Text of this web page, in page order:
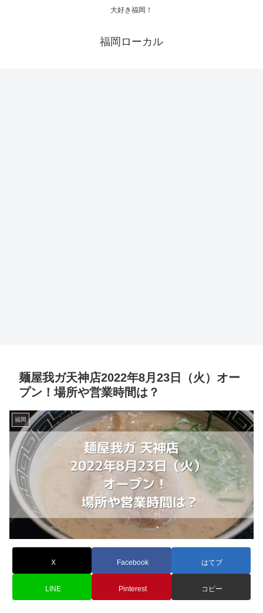
大好き福岡！
福岡ローカル
麺屋我ガ天神店2022年8月23日（火）オー
プン！場所や営業時間は？
福岡
X Facebook はてブ
LINE Pinterest コピー